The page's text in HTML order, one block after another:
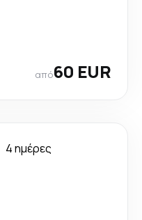
από60 EUR
4 ημέρες